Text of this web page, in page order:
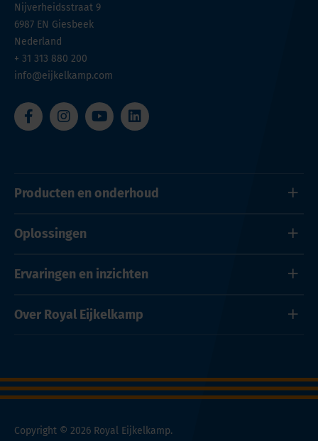
Nijverheidsstraat 9
6987 EN Giesbeek
Nederland
+ 31 313 880 200
info@eijkelkamp.com
Producten en onderhoud
Oplossingen
Ervaringen en inzichten
Over Royal Eijkelkamp
Copyright © 2026 Royal Eijkelkamp.